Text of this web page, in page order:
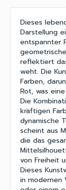
Dieses
Darstellung
entspannter
reflektiert
weht. Die
Farben,
Rot, was
Die
kräftigen
dynamische
scheint aus
die das
von Freiheit
Dieses
in modernen